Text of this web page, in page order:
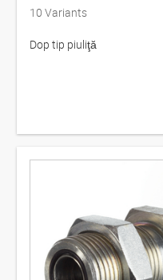
10 Variants
Dop tip piuliţă